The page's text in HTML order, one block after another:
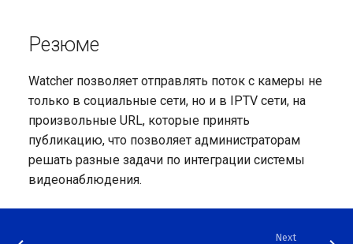
Резюме
Watcher позволяет отправлять поток с камеры не
только в социальные сети, но и в IPTV сети, на
произвольные URL, которые принять
публикацию, что позволяет администраторам
решать разные задачи по интеграции системы
видеонаблюдения.
Next